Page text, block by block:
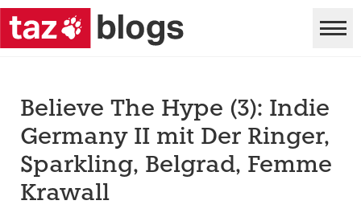
Believe The Hype (3): Indie
Germany II mit Der Ringer,
Sparkling, Belgrad, Femme
Krawall